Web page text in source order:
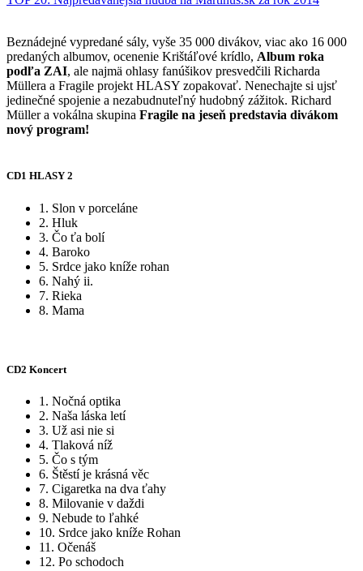
Beznádejné vypredané sály, vyše 35 000 divákov, viac ako 16 000
predaných albumov, ocenenie Krištáľové krídlo, Album roka
podľa ZAI, ale najmä ohlasy fanúšikov presvedčili Richarda
Müllera a Fragile projekt HLASY zopakovať. Nenechajte si ujsť
jedinečné spojenie a nezabudnuteľný hudobný zážitok. Richard
Müller a vokálna skupina Fragile na jeseň predstavia divákom
nový program!
CD1 HLASY 2
1. Slon v porceláne
2. Hluk
3. Čo ťa bolí
4. Baroko
5. Srdce jako kníže rohan
6. Nahý ii.
7. Rieka
8. Mama
CD2 Koncert
1. Nočná optika
2. Naša láska letí
3. Už asi nie si
4. Tlaková níž
5. Čo s tým
6. Štěstí je krásná věc
7. Cigaretka na dva ťahy
8. Milovanie v daždi
9. Nebude to ľahké
10. Srdce jako kníže Rohan
11. Očenáš
12. Po schodoch